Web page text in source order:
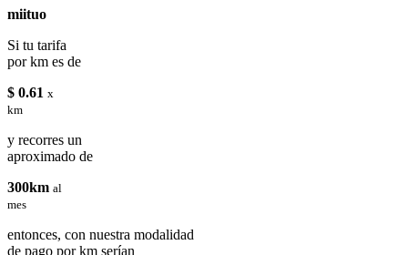
miituo
Si tu tarifa
por km es de
$ 0.61 x
km
y recorres un
aproximado de
300km al
mes
entonces, con nuestra modalidad
de pago por km serían